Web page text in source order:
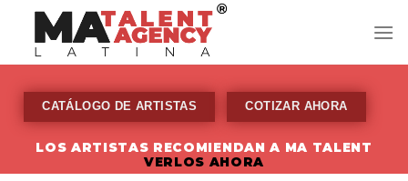
content
CATÁLOGO DE ARTISTAS COTIZAR AHORA
LOS ARTISTAS RECOMIENDAN A MA TALENT
VERLOS AHORA